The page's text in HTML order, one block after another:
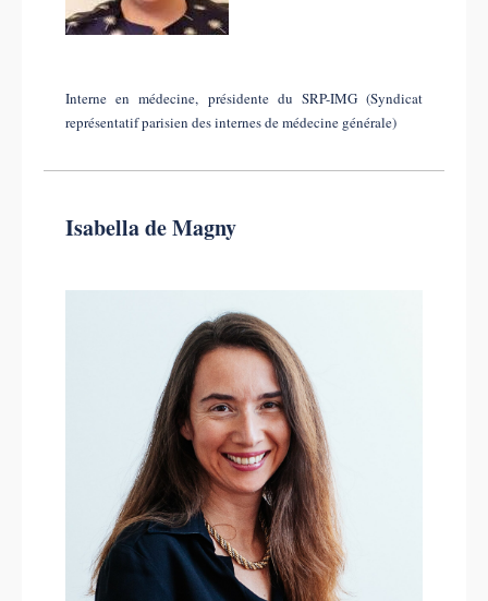
Interne en médecine, présidente du SRP-IMG (Syndicat
représentatif parisien des internes de médecine générale)
Isabella de Magny